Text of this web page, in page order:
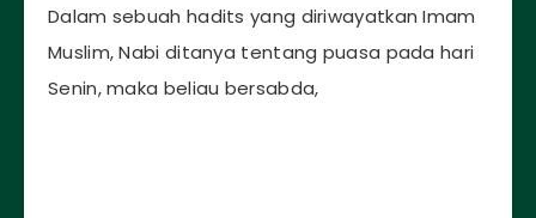
Dalam sebuah hadits yang diriwayatkan Imam
Muslim, Nabi ditanya tentang puasa pada hari
Senin, maka beliau bersabda,